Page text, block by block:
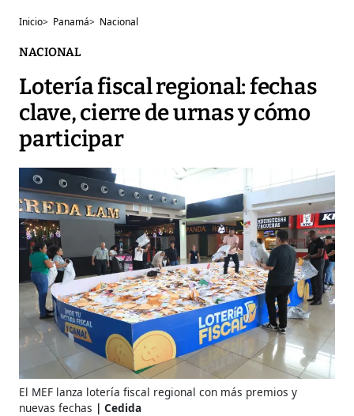
Inicio> Panamá> Nacional
NACIONAL
Lotería fiscal regional: fechas
clave, cierre de urnas y cómo
participar
El MEF lanza lotería fiscal regional con más premios y
nuevas fechas
Cedida